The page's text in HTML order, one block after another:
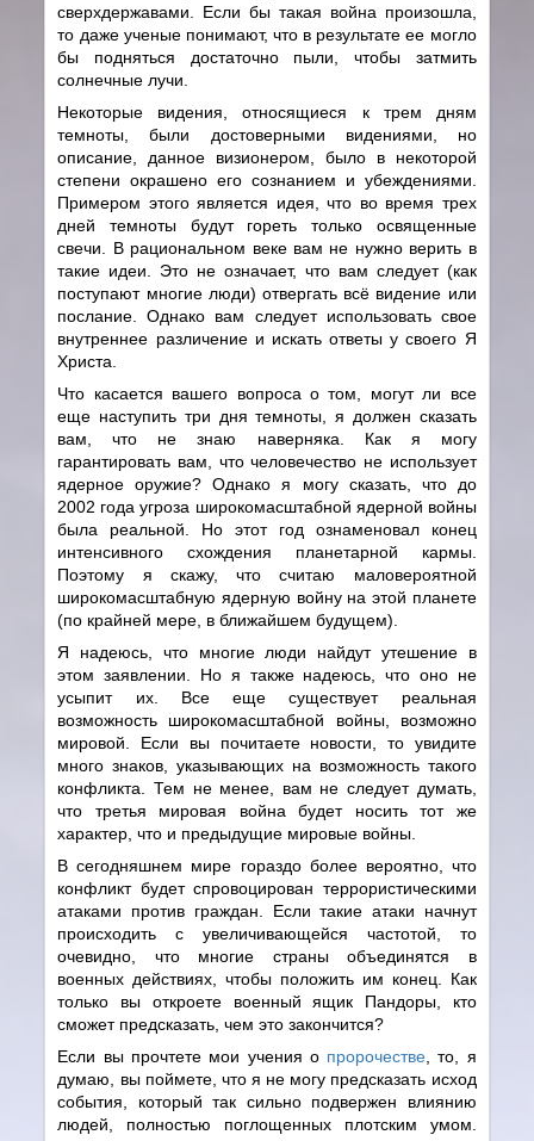
сверхдержавами. Если бы такая война произошла,
то даже ученые понимают, что в результате ее могло
бы подняться достаточно пыли, чтобы затмить
солнечные лучи.
Некоторые видения, относящиеся к трем дням
темноты, были достоверными видениями, но
описание, данное визионером, было в некоторой
степени окрашено его сознанием и убеждениями.
Примером этого является идея, что во время трех
дней темноты будут гореть только освященные
свечи. В рациональном веке вам не нужно верить в
такие идеи. Это не означает, что вам следует (как
поступают многие люди) отвергать всё видение или
послание. Однако вам следует использовать свое
внутреннее различение и искать ответы у своего Я
Христа.
Что касается вашего вопроса о том, могут ли все
еще наступить три дня темноты, я должен сказать
вам, что не знаю наверняка. Как я могу
гарантировать вам, что человечество не использует
ядерное оружие? Однако я могу сказать, что до
2002 года угроза широкомасштабной ядерной войны
была реальной. Но этот год ознаменовал конец
интенсивного схождения планетарной кармы.
Поэтому я скажу, что считаю маловероятной
широкомасштабную ядерную войну на этой планете
(по крайней мере, в ближайшем будущем).
Я надеюсь, что многие люди найдут утешение в
этом заявлении. Но я также надеюсь, что оно не
усыпит их. Все еще существует реальная
возможность широкомасштабной войны, возможно
мировой. Если вы почитаете новости, то увидите
много знаков, указывающих на возможность такого
конфликта. Тем не менее, вам не следует думать,
что третья мировая война будет носить тот же
характер, что и предыдущие мировые войны.
В сегодняшнем мире гораздо более вероятно, что
конфликт будет спровоцирован террористическими
атаками против граждан. Если такие атаки начнут
происходить с увеличивающейся частотой, то
очевидно, что многие страны объединятся в
военных действиях, чтобы положить им конец. Как
только вы откроете военный ящик Пандоры, кто
сможет предсказать, чем это закончится?
Если вы прочтете мои учения о пророчестве , то, я
думаю, вы поймете, что я не могу предсказать исход
события, который так сильно подвержен влиянию
людей, полностью поглощенных плотским умом.